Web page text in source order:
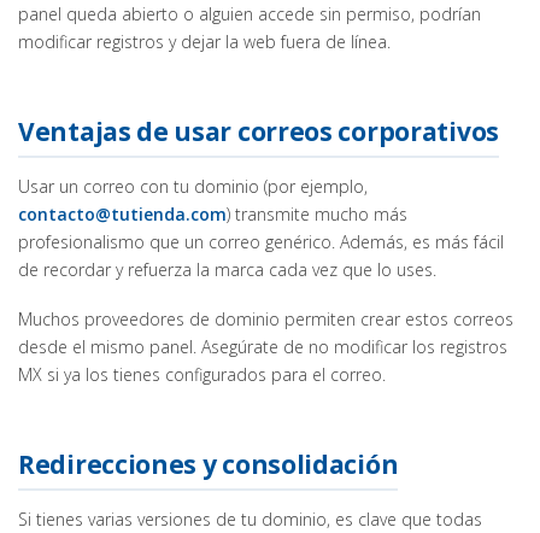
panel queda abierto o alguien accede sin permiso, podrían
modificar registros y dejar la web fuera de línea.
Ventajas de usar correos corporativos
Usar un correo con tu dominio (por ejemplo,
contacto@tutienda.com) transmite mucho más
profesionalismo que un correo genérico. Además, es más fácil
de recordar y refuerza la marca cada vez que lo uses.
Muchos proveedores de dominio permiten crear estos correos
desde el mismo panel. Asegúrate de no modificar los registros
MX si ya los tienes configurados para el correo.
Redirecciones y consolidación
Si tienes varias versiones de tu dominio, es clave que todas